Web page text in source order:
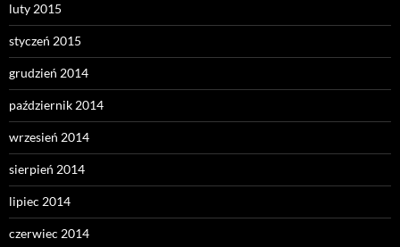
luty 2015
styczeń 2015
grudzień 2014
październik 2014
wrzesień 2014
sierpień 2014
lipiec 2014
czerwiec 2014